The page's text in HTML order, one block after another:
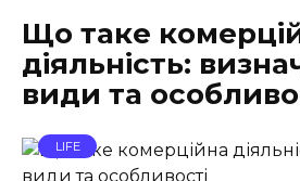
Що таке
діяльність:
види та
LIFE